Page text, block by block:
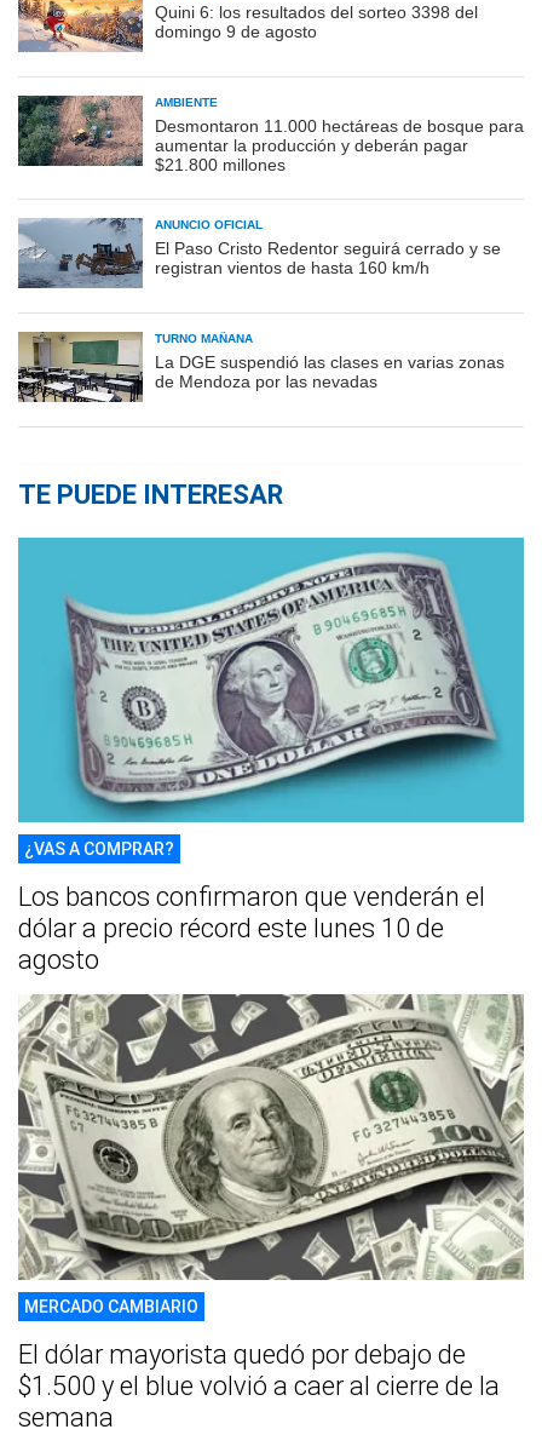
Quini 6: los resultados del sorteo 3398 del
domingo 9 de agosto
AMBIENTE
Desmontaron 11.000 hectáreas de bosque para
aumentar la producción y deberán pagar
$21.800 millones
ANUNCIO OFICIAL
El Paso Cristo Redentor seguirá cerrado y se
registran vientos de hasta 160 km/h
TURNO MAÑANA
La DGE suspendió las clases en varias zonas
de Mendoza por las nevadas
TE PUEDE INTERESAR
¿VAS A COMPRAR?
Los bancos confirmaron que venderán el
dólar a precio récord este lunes 10 de
agosto
MERCADO CAMBIARIO
El dólar mayorista quedó por debajo de
$1.500 y el blue volvió a caer al cierre de la
semana